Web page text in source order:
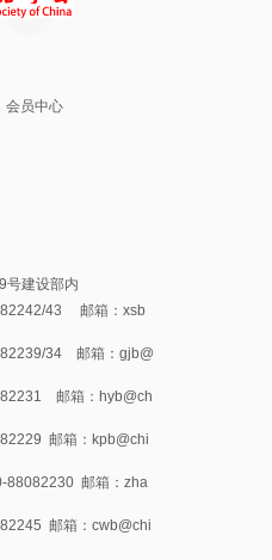
会员中心
号建设部内
43 邮箱：xsb
34 邮箱：gjb@
邮箱：hyb@ch
邮箱：kpb@chi
88082230 邮箱：zha
邮箱：cwb@chi